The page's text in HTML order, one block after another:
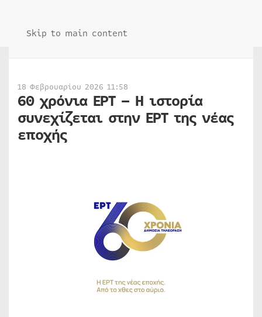
Skip to main content
18 Φεβρουαρίου 2026 11:58
60 χρόνια ΕΡΤ – Η ιστορία
συνεχίζεται στην ΕΡΤ της νέας
εποχής